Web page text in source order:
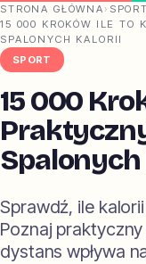
STRONA GŁÓWNA › SPORT
15 000 KROKÓW ILE TO
SPALONYCH KALORII
SPORT
15 000
Sprawdź, ile
Poznaj
dystans wpływa